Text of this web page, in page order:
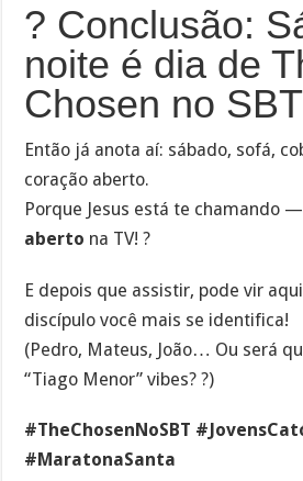
? Conclusão:
noite é dia de
Chosen no
Então já anota aí: sábado, sofá,
coração aberto.
Porque Jesus está te chamando
aberto na TV! ?
E depois que assistir, pode vir
discípulo você mais se identifica!
(Pedro, Mateus, João… Ou será
“Tiago Menor” vibes? ?)
#TheChosenNoSBT
#MaratonaSanta